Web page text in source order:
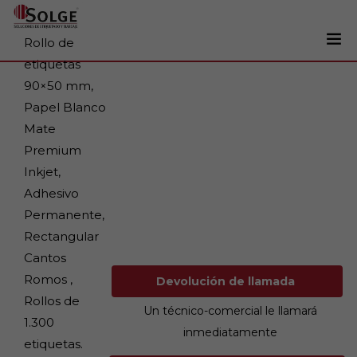
Soluciones
Impresoras
Etiquetas
Tintas
Marcaje
Servicios
Rollo de
etiquetas
90×50 mm,
Papel Blanco
Mate
Premium
Inkjet,
Adhesivo
Permanente,
Rectangular
Cantos
Romos ,
Rollos de
1.300
etiquetas.
Devolución de llamada
Un técnico-comercial le llamará
inmediatamente